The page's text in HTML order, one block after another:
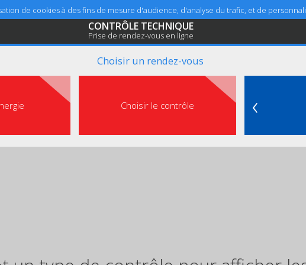
de cookies à des fins de mesure d'audience, d'analyse du trafic, et de
CONTRÔLE TECHNIQUE
Prise de rendez-vous en ligne
Choisir un rendez-vous
Choisir le contrôle ‹